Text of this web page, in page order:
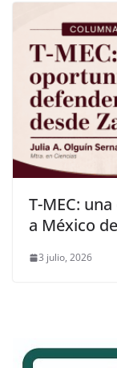
T-MEC:
a México
3 julio, 2026